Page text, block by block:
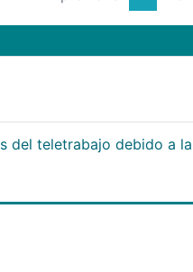
del teletrabajo debido a